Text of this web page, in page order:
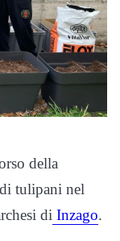
della
tulipani nel
di Inzago.